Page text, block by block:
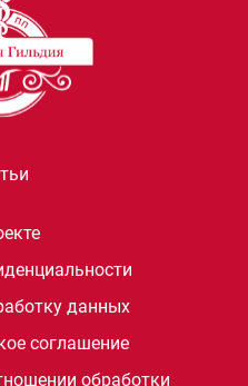
данных
соглашение
обработки